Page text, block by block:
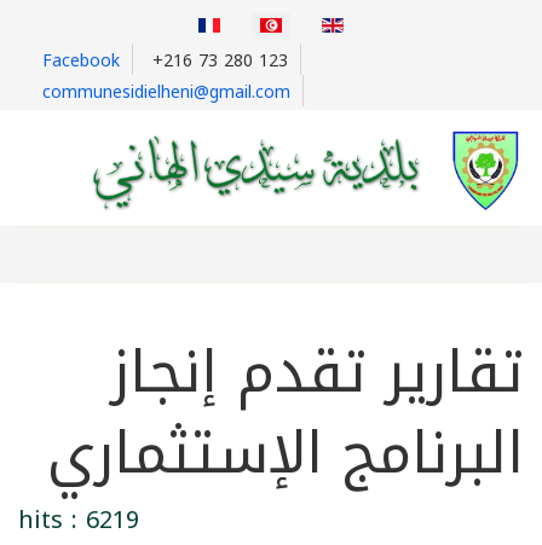
Facebook
+216 73 280 123
communesidielheni@gmail.com
تقارير تقدم إنجاز
البرنامج الإستثماري
hits : 6219